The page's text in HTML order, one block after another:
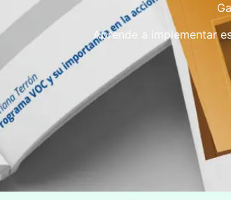
Aprende a implementar